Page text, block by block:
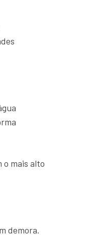
o mais alto
demora.